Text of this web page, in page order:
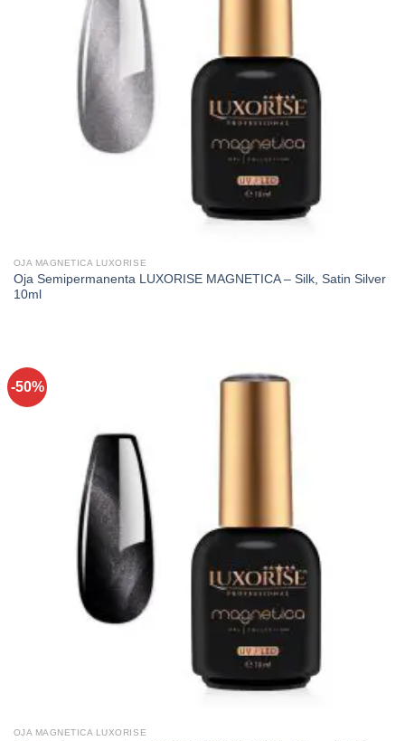
OJA MAGNETICA LUXORISE
Oja Semipermanenta LUXORISE MAGNETICA – Silk, Satin Silver
10ml
-50%
OJA MAGNETICA LUXORISE